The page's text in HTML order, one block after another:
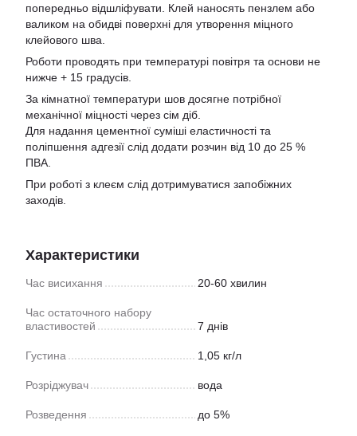
попередньо відшліфувати. Клей наносять пензлем або
валиком на обидві поверхні для утворення міцного
клейового шва.
Роботи проводять при температурі повітря та основи не
нижче + 15 градусів.
За кімнатної температури шов досягне потрібної
механічної міцності через сім діб.
Для надання цементної суміші еластичності та
поліпшення адгезії слід додати розчин від 10 до 25 %
ПВА.
При роботі з клеєм слід дотримуватися запобіжних
заходів.
Характеристики
Час висихання 20-60 хвилин
Час остаточного набору
властивостей
7 днів
Густина 1,05 кг/л
Розріджувач вода
Розведення до 5%